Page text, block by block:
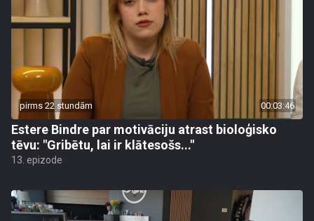
pirms 22 stundām 00:03:46
Estere Bindre par motivāciju atrast bioloģisko
tēvu: "Gribētu, lai ir klātesošs..."
13. epizode